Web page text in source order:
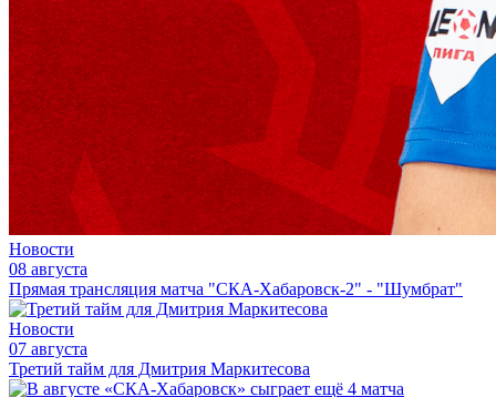
Новости
08 августа
Прямая трансляция матча "СКА-Хабаровск-2" - "Шумбрат"
Новости
07 августа
Третий тайм для Дмитрия Маркитесова